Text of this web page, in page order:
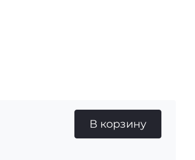
В корзину